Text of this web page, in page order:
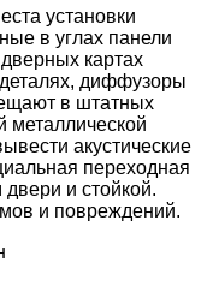
установки
в углах панели
картах
диффузоры
в штатных
акустические
переходная
и стойкой.
и повреждений.